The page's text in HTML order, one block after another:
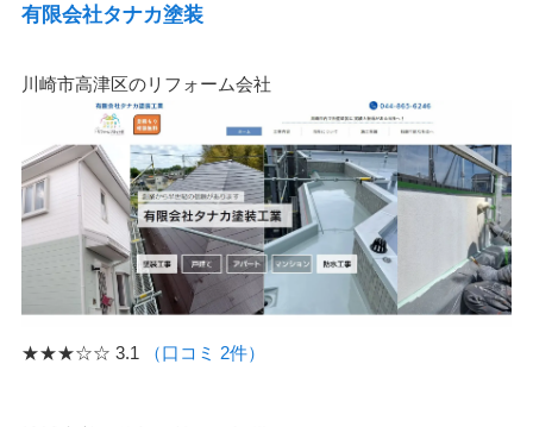
有限会社タナカ塗装
川崎市高津区のリフォーム会社
★★★☆☆ 3.1 （口コミ 2件）